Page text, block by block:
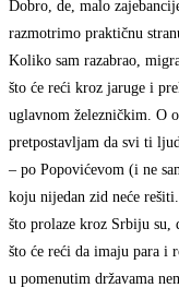
Dobro, de, malo
razmotrimo praktičnu
Koliko sam razabrao,
što će reći kroz jaruge i
uglavnom železničkim. O
pretpostavljam da svi ti
– po Popovićevom (i ne
koju nijedan zid neće
što prolaze kroz Srbiju su,
što će reći da imaju para i
u pomenutim državama